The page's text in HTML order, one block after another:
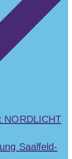
NORDLICHT
Saalfeld-